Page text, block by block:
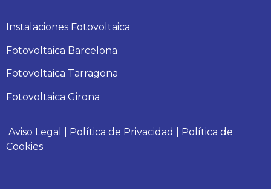
Instalaciones Fotovoltaica
Fotovoltaica Barcelona
Fotovoltaica Tarragona
Fotovoltaica Girona
Aviso Legal Política de Privacidad
Política de
Cookies